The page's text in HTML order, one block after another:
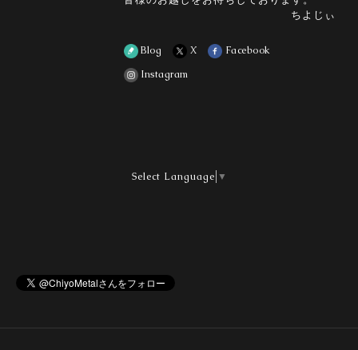
ちよじぃ
Blog X
Facebook
Instagram
Select Language ▼